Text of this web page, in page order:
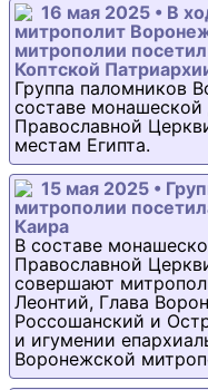
16 мая 2025 • В
митрополит
митрополии
Коптской
Группа паломников
составе монашеской
Православной
местам Египта.
15 мая 2025 •
митрополии
Каира
В составе
Православной
совершают
Леонтий, Глава
Россошанский и
и игумении
Воронежской